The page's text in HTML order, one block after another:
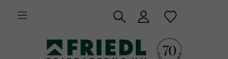
tartalomra